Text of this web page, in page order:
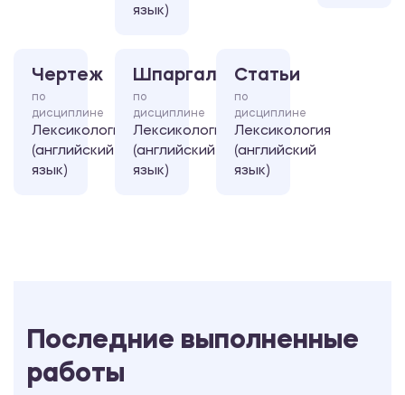
язык)
Чертеж
по
дисциплине
Лексикология
(английский
язык)
Шпаргалка
по
дисциплине
Лексикология
(английский
язык)
Статьи
по
дисциплине
Лексикология
(английский
язык)
Последние выполненные
работы